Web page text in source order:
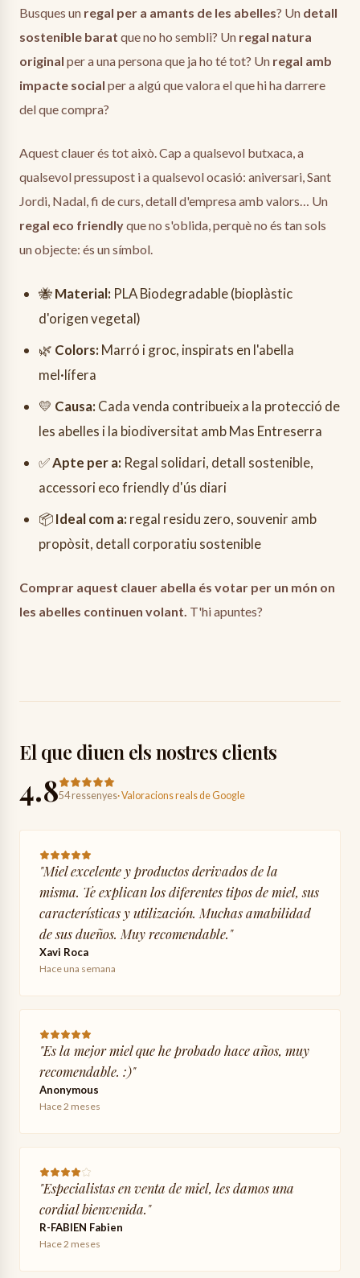
Busques un regal per a amants de les abelles? Un detall
sostenible barat que no ho sembli? Un regal natura
original per a una persona que ja ho té tot? Un regal amb
impacte social per a algú que valora el que hi ha darrere
del que compra?
Aquest clauer és tot això. Cap a qualsevol butxaca, a
qualsevol pressupost i a qualsevol ocasió: aniversari, Sant
Jordi, Nadal, fi de curs, detall d'empresa amb valors… Un
regal eco friendlyque no s'oblida, perquè no és tan sols
un objecte: és un símbol.
🐝Material: PLA Biodegradable (bioplàstic
d'origen vegetal)
🌿 Colors: Marró i groc, inspirats en l'abella
mel·lífera
💛 Causa: Cada venda contribueix a la protecció de
les abelles i la biodiversitat amb Mas Entreserra
✅Apte per a: Regal solidari, detall sostenible,
accessori eco friendly d'ús diari
📦Ideal com a: regal residu zero, souvenir amb
propòsit, detall corporatiu sostenible
Comprar aquest clauer abella és votar per un món on
les abelles continuen volant. T'hi apuntes?
El que diuen els nostres clients
4.854 ressenyes·Valoracions reals de Google
"Miel excelente y productos derivados de la
misma. Te explican los diferentes tipos de miel, sus
características y utilización. Muchas amabilidad
de sus dueños. Muy recomendable."
Xavi Roca
Hace una semana
"Es la mejor miel que he probado hace años, muy
recomendable. :)"
Anonymous
Hace 2 meses
"Especialistas en venta de miel, les damos una
cordial bienvenida."
R-FABIEN Fabien
Hace 2 meses